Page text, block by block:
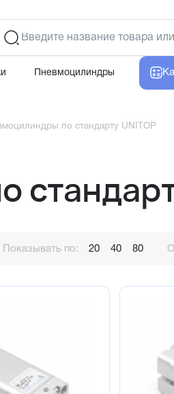
Пневмоцилиндры
по стандарту UNITOP
Показывать по: 20 40 80